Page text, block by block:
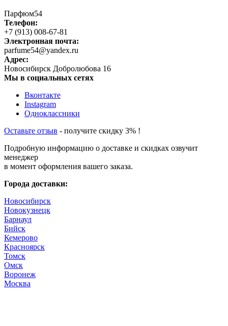
Парфюм54
Телефон:
+7 (913) 008-67-81
Электронная почта:
parfume54@yandex.ru
Адрес:
Новосибирск Добролюбова 16
Мы в социальных сетях
Вконтакте
Instagram
Одноклассники
Оставьте отзыв - получите скидку 3% !
Подробную информацию о доставке и скидках озвучит
менеджер
в момент оформления вашего заказа.
Города доставки:
Новосибирск
Новокузнецк
Барнаул
Бийск
Кемерово
Красноярск
Томск
Омск
Воронеж
Москва